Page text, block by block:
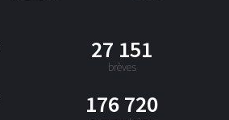
27 151
brèves
176 720